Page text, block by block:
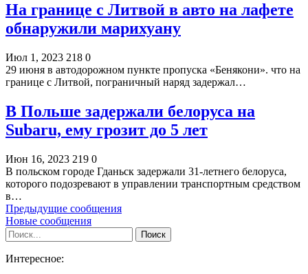
На границе с Литвой в авто на лафете
обнаружили марихуану
Июл 1, 2023 218 0
29 июня в автодорожном пункте пропуска «Бенякони». что на
границе с Литвой, пограничный наряд задержал…
В Польше задержали белоруса на
Subaru, ему грозит до 5 лет
Июн 16, 2023 219 0
В польском городе Гданьск задержали 31-летнего белоруса,
которого подозревают в управлении транспортным средством
в…
Предыдущие сообщения
Новые сообщения
Интересное: